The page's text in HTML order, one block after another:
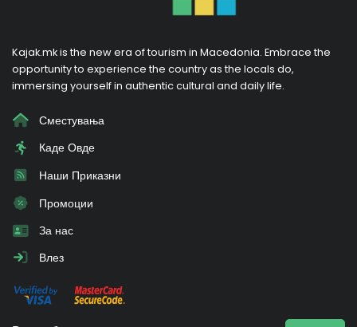
Kajak.mk is the new era of tourism in Macedonia. Embrace the
opportunity to experience the country as the locals do,
immersing yourself in authentic cultural and daily life.
Сместувања
Каде Овде
Наши Приказни
Промоции
За нас
Влез